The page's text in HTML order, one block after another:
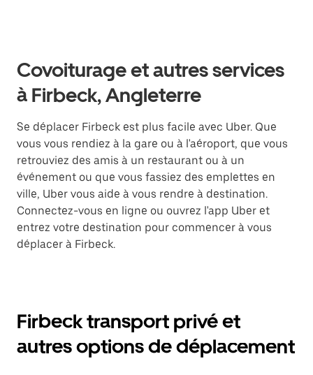
Covoiturage et autres services
à Firbeck, Angleterre
Se déplacer Firbeck est plus facile avec Uber. Que
vous vous rendiez à la gare ou à l'aéroport, que vous
retrouviez des amis à un restaurant ou à un
événement ou que vous fassiez des emplettes en
ville, Uber vous aide à vous rendre à destination.
Connectez-vous en ligne ou ouvrez l'app Uber et
entrez votre destination pour commencer à vous
déplacer à Firbeck.
Firbeck transport privé et
autres options de déplacement